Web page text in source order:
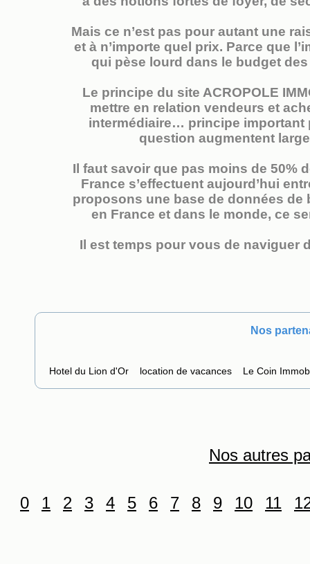
Mais ce n’est pas pour autant une
et à n’importe quel prix. Parce que
qui pèse lourd dans le budget
Le principe du site ACROPOLE
mettre en relation vendeurs et
intermédiaire… principe important
question augmentent
Il faut savoir que pas moins de 50%
France s’effectuent aujourd’hui
proposons une base de données de
en France et dans le monde, ce
Il est temps pour vous de naviguer
Nos
Hotel du Lion d'Or location de vacances Le Coin
Nos autres
0 1 2 3 4 5 6 7 8 9 10 11